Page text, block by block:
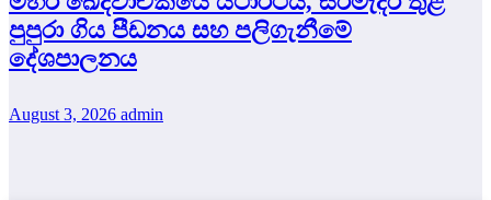
පුපුරා ගිය පීඩනය සහ පලිගැනීමේ
දේශපාලනය
August 3, 2026 admin